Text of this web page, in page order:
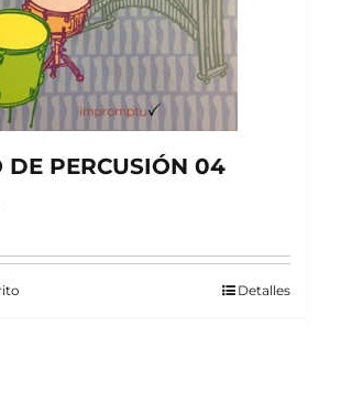
DE PERCUSIÓN 04
Detalles